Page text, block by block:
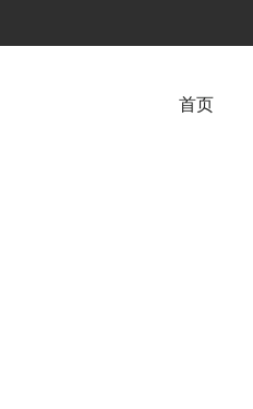
首页